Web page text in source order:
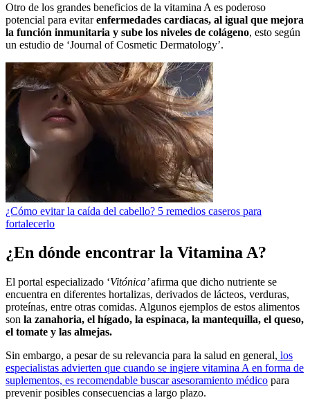
Otro de los grandes beneficios de la vitamina A es poderoso
potencial para evitarenfermedades cardiacas, al igual que mejora
la función inmunitaria y sube los niveles de colágeno, esto según
un estudio de ‘Journal of Cosmetic Dermatology’.
¿Cómo evitar la caída del cabello? 5 remedios caseros para
fortalecerlo
¿En dónde encontrar la Vitamina A?
El portal especializado ‘Vitónica’afirma que dicho nutriente se
encuentra en diferentes hortalizas, derivados de lácteos, verduras,
proteínas, entre otras comidas. Algunos ejemplos de estos alimentos
son la zanahoria, el hígado, la espinaca, la mantequilla, el queso,
el tomate y las almejas.
Sin embargo, a pesar de su relevancia para la salud en general, los
especialistas advierten que cuando se ingiere vitamina A en forma de
suplementos, es recomendable buscar asesoramiento médico para
prevenir posibles consecuencias a largo plazo.